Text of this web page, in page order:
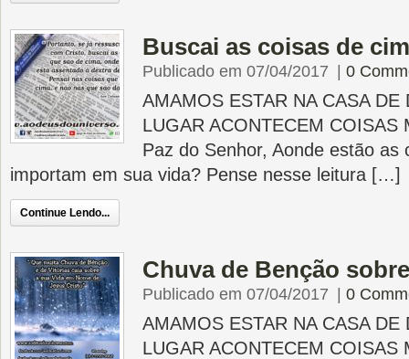
Buscai as coisas de
Publicado em 07/04/2017 0
AMAMOS ESTAR NA CASA DE
LUGAR ACONTECEM
Paz do Senhor, Aonde estão as
importam em sua vida? Pense nesse leitura […]
Continue Lendo...
Chuva de Benção
Publicado em 07/04/2017 0
AMAMOS ESTAR NA CASA DE
LUGAR ACONTECEM